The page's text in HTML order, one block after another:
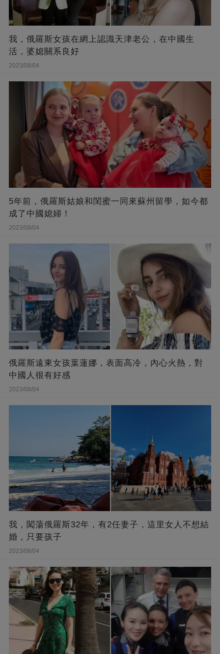
我，俄羅斯女孩在網上認識天津老公，在中國生
活，婆媳關系良好
2023/08/04
5年前，俄羅斯姑娘和閨蜜一同來蘇州留學，如今都
成了中國媳婦！
2023/08/04
俄羅斯遠東女孩葉蓮娜，表面高冷，內心火熱，對
中國人很有好感
2023/08/04
我，闖蕩俄羅斯32年，有2任妻子，這里女人不想結
婚，只要孩子
2023/08/04